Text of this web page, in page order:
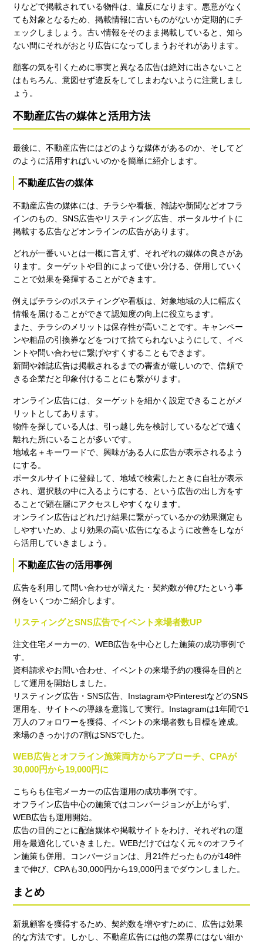
りなどで掲載されている物件は、違反になります。悪意がなく
ても対象となるため、掲載情報に古いものがないか定期的にチ
ェックしましょう。古い情報をそのまま掲載していると、知ら
ない間にそれがおとり広告になってしまうおそれがあります。
顧客の気を引くために事実と異なる広告は絶対に出さないこと
はもちろん、意図せず違反をしてしまわないように注意しまし
ょう。
不動産広告の媒体と活用方法
最後に、不動産広告にはどのような媒体があるのか、そしてど
のように活用すればいいのかを簡単に紹介します。
不動産広告の媒体
不動産広告の媒体には、チラシや看板、雑誌や新聞などオフラ
インのもの、SNS広告やリスティング広告、ポータルサイトに
掲載する広告などオンラインの広告があります。
どれが一番いいとは一概に言えず、それぞれの媒体の良さがあ
ります。ターゲットや目的によって使い分ける、併用していく
ことで効果を発揮することができます。
例えばチラシのポスティングや看板は、対象地域の人に幅広く
情報を届けることができて認知度の向上に役立ちます。
また、チラシのメリットは保存性が高いことです。キャンペー
ンや粗品の引換券などをつけて捨てられないようにして、イベ
ントや問い合わせに繋げやすくすることもできます。
新聞や雑誌広告は掲載されるまでの審査が厳しいので、信頼で
きる企業だと印象付けることにも繋がります。
オンライン広告には、ターゲットを細かく設定できることがメ
リットとしてあります。
物件を探している人は、引っ越し先を検討しているなどで遠く
離れた所にいることが多いです。
地域名＋キーワードで、興味がある人に広告が表示されるよう
にする。
ポータルサイトに登録して、地域で検索したときに自社が表示
され、選択肢の中に入るようにする、という広告の出し方をす
ることで顕在層にアクセスしやすくなります。
オンライン広告はどれだけ結果に繋がっているかの効果測定も
しやすいため、より効果の高い広告になるように改善をしなが
ら活用していきましょう。
不動産広告の活用事例
広告を利用して問い合わせが増えた・契約数が伸びたという事
例をいくつかご紹介します。
リスティングとSNS広告でイベント来場者数UP
注文住宅メーカーの、WEB広告を中心とした施策の成功事例で
す。
資料請求やお問い合わせ、イベントの来場予約の獲得を目的と
して運用を開始しました。
リスティング広告・SNS広告、InstagramやPinterestなどのSNS
運用を、サイトへの導線を意識して実行。Instagramは1年間で1
万人のフォロワーを獲得、イベントの来場者数も目標を達成。
来場のきっかけの7割はSNSでした。
WEB広告とオフライン施策両方からアプローチ、CPAが
30,000円から19,000円に
こちらも住宅メーカーの広告運用の成功事例です。
オフライン広告中心の施策ではコンバージョンが上がらず、
WEB広告も運用開始。
広告の目的ごとに配信媒体や掲載サイトをわけ、それぞれの運
用を最適化していきました。WEBだけではなく元々のオフライ
ン施策も併用。コンバージョンは、月21件だったものが148件
まで伸び、CPAも30,000円から19,000円までダウンしました。
まとめ
新規顧客を獲得するため、契約数を増やすために、広告は効果
的な方法です。しかし、不動産広告には他の業界にはない細か